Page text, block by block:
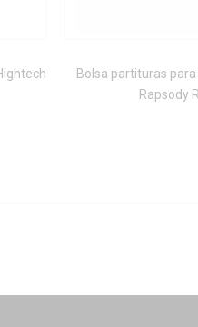
Bolsa partituras
Rapsody